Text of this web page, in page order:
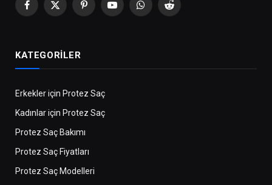
Facebook
X
PinterestYoutubeWhatsApp
Reddit
KATEGORILER
Erkekler için Protez Saç
Kadınlar için Protez Saç
Protez Saç Bakımı
Protez Saç Fiyatları
Protez Saç Modelleri